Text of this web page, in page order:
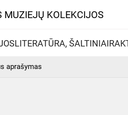
MUZIEJŲ KOLEKCIJOS
LITERATŪRA, ŠALTINIAI
aprašymas